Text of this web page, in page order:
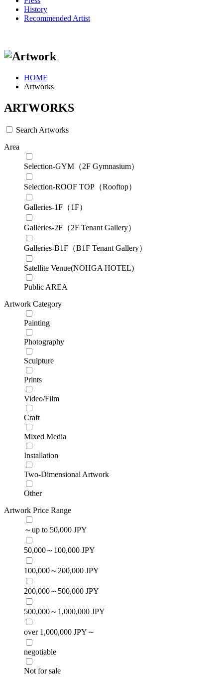
History
Recommended Artist
HOME
Artworks
ARTWORKS
Search Artworks
Area
Selection-GYM（2F Gymnasium）
Selection-ROOF TOP（Rooftop）
Galleries-1F（1F）
Galleries-2F（2F Tenant Gallery）
Galleries-B1F（B1F Tenant Gallery）
Satellite Venue(NOHGA HOTEL)
Public AREA
Artwork Category
Painting
Photography
Sculpture
Prints
Video/Film
Craft
Mixed Media
Installation
Two-Dimensional Artwork
Other
Artwork Price Range
～up to 50,000 JPY
50,000～100,000 JPY
100,000～200,000 JPY
200,000～500,000 JPY
500,000～1,000,000 JPY
over 1,000,000 JPY～
negotiable
Not for sale